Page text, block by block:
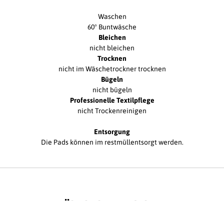
Waschen
60° Buntwäsche
Bleichen
nicht bleichen
Trocknen
nicht im Wäschetrockner trocknen
Bügeln
nicht bügeln
Professionelle Textilpflege
nicht Trockenreinigen
Entsorgung
Die Pads können im restmüllentsorgt werden.